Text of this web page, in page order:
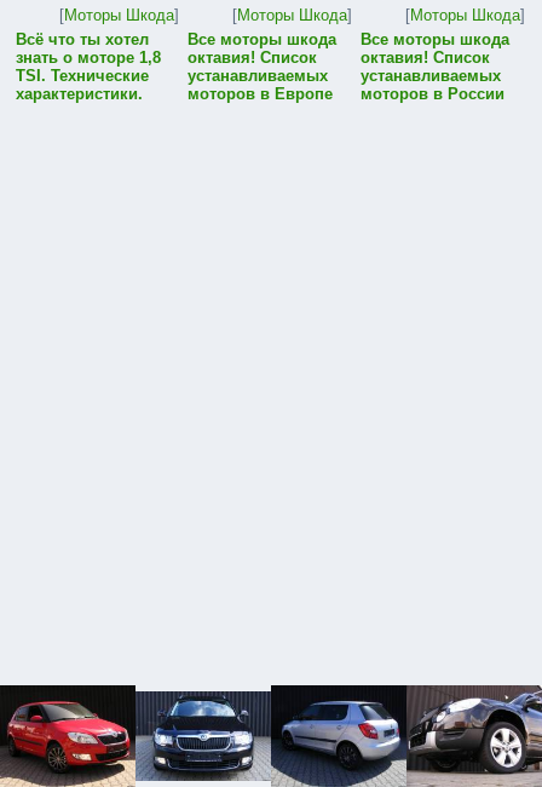
[Моторы Шкода]
Всё что ты хотел
знать о моторе 1,8
TSI. Технические
характеристики.
[Моторы Шкода]
Все моторы шкода
октавия! Список
устанавливаемых
моторов в Европе
[Моторы Шкода]
Все моторы шкода
октавия! Список
устанавливаемых
моторов в России